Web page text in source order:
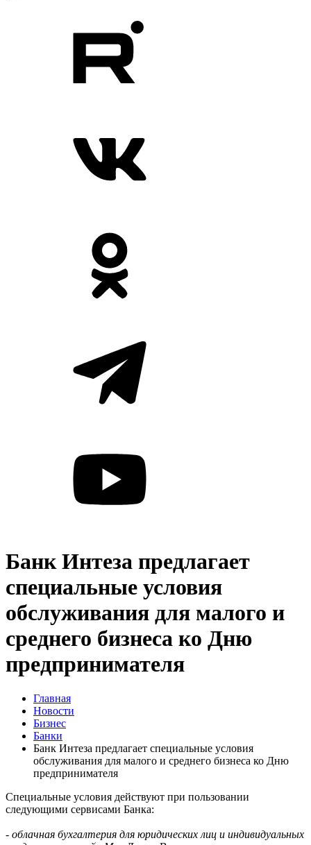
Банк Интеза предлагает
специальные условия
обслуживания для малого и
среднего бизнеса ко Дню
предпринимателя
Главная
Новости
Бизнес
Банки
Банк Интеза предлагает специальные условия
обслуживания для малого и среднего бизнеса ко Дню
предпринимателя
Специальные условия действуют при пользовании
следующими сервисами Банка:
- облачная бухгалтерия для юридических лиц и индивидуальных